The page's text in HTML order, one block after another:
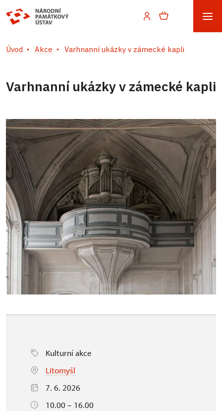
Úvod Akce Varhnanní ukázky v zámecké kapli
Varhnanní ukázky v zámecké kapli
Kulturní akce
Litomyšl
7. 6. 2026
10.00 – 16.00